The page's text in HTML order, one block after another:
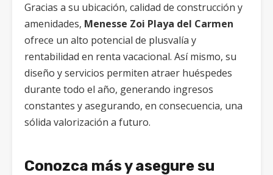
Gracias a su ubicación, calidad de construcción y
amenidades, Menesse Zoi Playa del Carmen
ofrece un alto potencial de plusvalía y
rentabilidad en renta vacacional. Así mismo, su
diseño y servicios permiten atraer huéspedes
durante todo el año, generando ingresos
constantes y asegurando, en consecuencia, una
sólida valorización a futuro.
Conozca más y asegure su